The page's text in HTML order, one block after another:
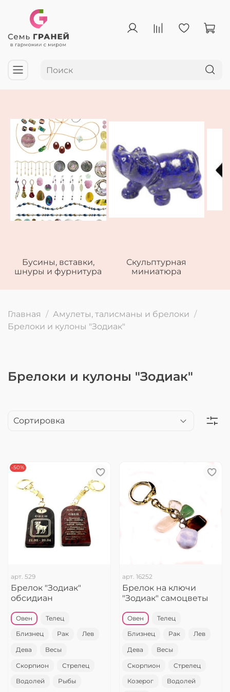
Бусины, вставки,
шнуры и фурнитура
Скульптурная
миниатюра
Главная
Амулеты, талисманы и брелоки
Брелоки и кулоны "Зодиак"
Брелоки и кулоны "Зодиак"
-50%
арт. 529
Брелок "Зодиак"
обсидиан
Овен Телец
Близнец Рак Лев
Дева Весы
Скорпион Стрелец
Водолей Рыбы
арт. 16252
Брелок на ключи
"Зодиак" самоцветы
Овен Телец
Близнец Рак Лев
Дева Весы
Скорпион Стрелец
Козерог Водолей